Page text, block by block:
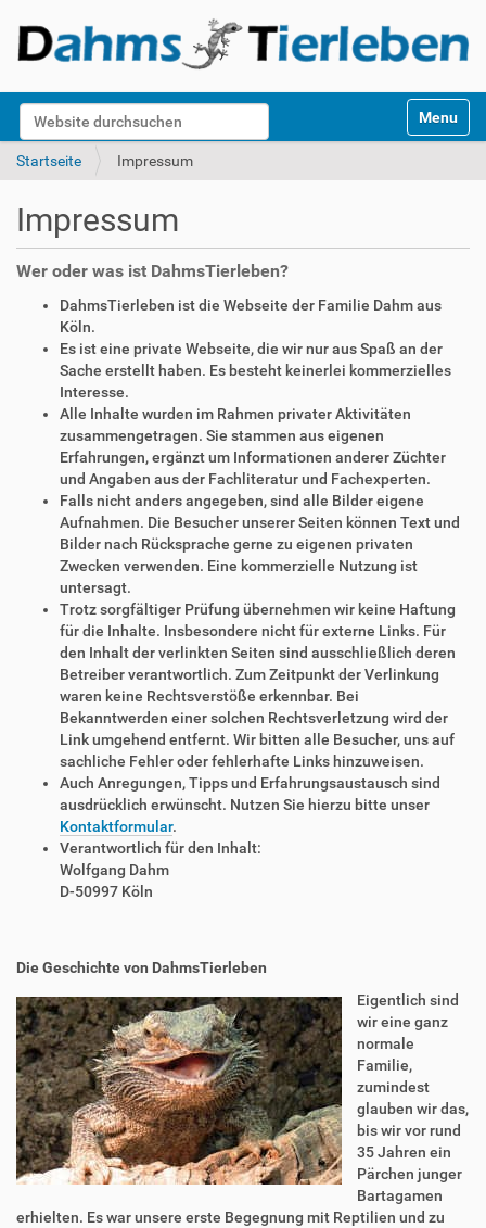
Website durchsuchen
k
Toggle
Startseite Impressum
Impressum
Wer oder was ist DahmsTierleben?
DahmsTierleben ist die Webseite der Familie Dahm aus
Köln.
Es ist eine private Webseite, die wir nur aus Spaß an der
Sache erstellt haben. Es besteht keinerlei kommerzielles
Interesse.
Alle Inhalte wurden im Rahmen privater Aktivitäten
zusammengetragen. Sie stammen aus eigenen
Erfahrungen, ergänzt um Informationen anderer Züchter
und Angaben aus der Fachliteratur und Fachexperten.
Falls nicht anders angegeben, sind alle Bilder eigene
Aufnahmen. Die Besucher unserer Seiten können Text und
Bilder nach Rücksprache gerne zu eigenen privaten
Zwecken verwenden. Eine kommerzielle Nutzung ist
untersagt.
Trotz sorgfältiger Prüfung übernehmen wir keine Haftung
für die Inhalte. Insbesondere nicht für externe Links. Für
den Inhalt der verlinkten Seiten sind ausschließlich deren
Betreiber verantwortlich. Zum Zeitpunkt der Verlinkung
waren keine Rechtsverstöße erkennbar. Bei
Bekanntwerden einer solchen Rechtsverletzung wird der
Link umgehend entfernt. Wir bitten alle Besucher, uns auf
sachliche Fehler oder fehlerhafte Links hinzuweisen.
Auch Anregungen, Tipps und Erfahrungsaustausch sind
ausdrücklich erwünscht. Nutzen Sie hierzu bitte unser
Kontaktformular.
Verantwortlich für den Inhalt:
Wolfgang Dahm
D-50997 Köln
Die Geschichte von DahmsTierleben
Eigentlich sind
wir eine ganz
normale
Familie,
zumindest
glauben wir das,
bis wir vor rund
35 Jahren ein
Pärchen junger
Bartagamen
erhielten. Es war unsere erste Begegnung mit Reptilien und zu